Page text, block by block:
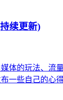
续更新)
体的玩法、流
一些自己的心